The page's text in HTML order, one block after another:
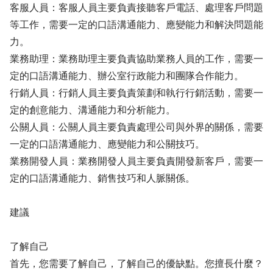
客服人員：客服人員主要負責接聽客戶電話、處理客戶問題
等工作，需要一定的口語溝通能力、應變能力和解決問題能
力。
業務助理：業務助理主要負責協助業務人員的工作，需要一
定的口語溝通能力、辦公室行政能力和團隊合作能力。
行銷人員：行銷人員主要負責策劃和執行行銷活動，需要一
定的創意能力、溝通能力和分析能力。
公關人員：公關人員主要負責處理公司與外界的關係，需要
一定的口語溝通能力、應變能力和公關技巧。
業務開發人員：業務開發人員主要負責開發新客戶，需要一
定的口語溝通能力、銷售技巧和人脈關係。
建議
了解自己
首先，您需要了解自己，了解自己的優缺點。您擅長什麼？